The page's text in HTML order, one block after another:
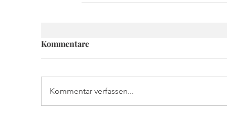
Kommentare
Kommentar verfassen...